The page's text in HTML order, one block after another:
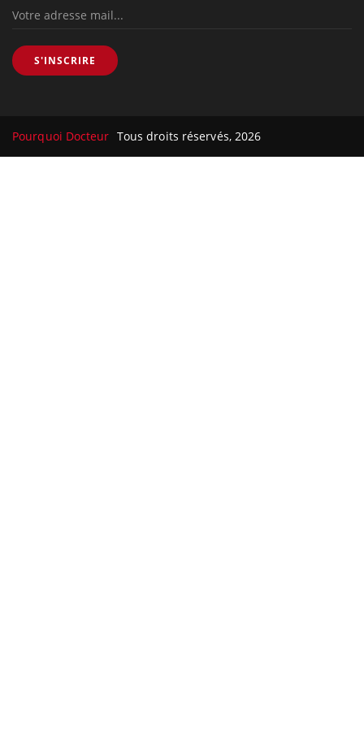
S'INSCRIRE
Pourquoi Docteur Tous droits réservés, 2026